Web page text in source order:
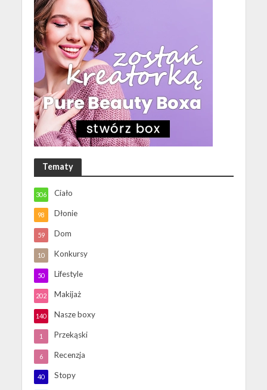
Tematy
Ciało
306
Dłonie
98
Dom
59
Konkursy
10
Lifestyle
50
Makijaż
202
Nasze boxy
140
Przekąski
1
Recenzja
6
Stopy
40